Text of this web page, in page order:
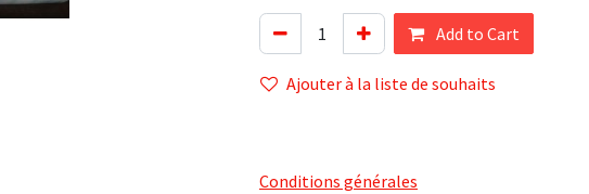
Add to Cart
Ajouter à la liste de souhaits
Conditions générales